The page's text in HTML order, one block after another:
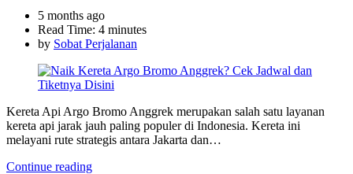
5 months ago
Read Time: 4 minutes
by Sobat Perjalanan
Kereta Api Argo Bromo Anggrek merupakan salah satu layanan
kereta api jarak jauh paling populer di Indonesia. Kereta ini
melayani rute strategis antara Jakarta dan…
Continue reading